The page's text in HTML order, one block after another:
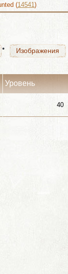
(14541)
Изображения
Изображения
Уровень
40